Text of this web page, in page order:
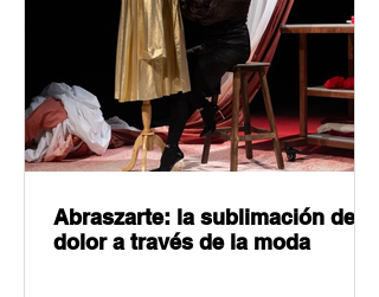
Abraszarte: la sublimación del
dolor a través de la moda